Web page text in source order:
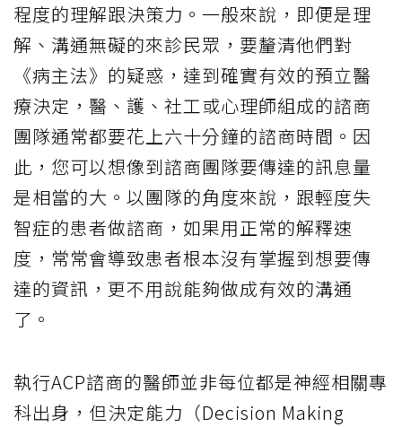
程度的理解跟決策力。一般來說，即便是理
解、溝通無礙的來診民眾，要釐清他們對
《病主法》的疑惑，達到確實有效的預立醫
療決定，醫、護、社工或心理師組成的諮商
團隊通常都要花上六十分鐘的諮商時間。因
此，您可以想像到諮商團隊要傳達的訊息量
是相當的大。以團隊的角度來說，跟輕度失
智症的患者做諮商，如果用正常的解釋速
度，常常會導致患者根本沒有掌握到想要傳
達的資訊，更不用說能夠做成有效的溝通
了。
執行ACP諮商的醫師並非每位都是神經相關專
科出身，但決定能力（Decision Making